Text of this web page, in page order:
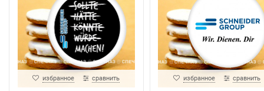
избранное сравнить избранное сравнить